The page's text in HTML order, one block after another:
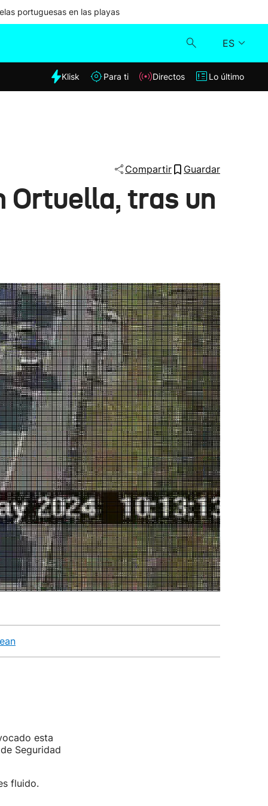
portuguesas en las playas
ES
Klisk
Lo último
Klisk Para ti Directos Lo último
Compartir Guardar
Ortuella, tras un
esta
Seguridad
fluido.